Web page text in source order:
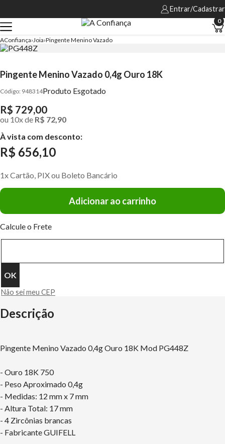
Entrar/Cadastrar
0
AConfiança Joia Pingente Menino Vazado
Pingente Menino Vazado 0,4g Ouro 18K
948314Produto Esgotado
R$ 729,00
ou 10xde R$ 72,90
À vista com desconto:
R$ 656,10
1x Cartão, PIX ou Boleto Bancário
Adicionar ao carrinho
Calcule o Frete
Não sei meu CEP
Descrição
Pingente Menino Vazado 0,4g Ouro 18K Mod PG448Z
- Ouro 18K 750
- Peso Aproximado 0,4g
- Medidas: 12 mm x 7 mm
- Altura Total: 17 mm
- 4 Zircônias brancas
- Fabricante GUIFELL